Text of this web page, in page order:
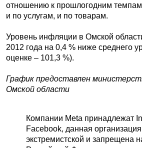
отношению к прошлогодним темпам
и по услугам, и по товарам.
Уровень инфляции в Омской
2012 года на 0,4 % ниже среднего
оценке – 101,3 %).
График предоставлен
Омской области
Компании Meta принадлежат
Facebook, данная
экстремистской и запрещена